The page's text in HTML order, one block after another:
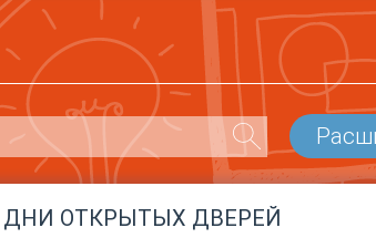
ДНИ ОТКРЫТЫХ ДВЕРЕЙ